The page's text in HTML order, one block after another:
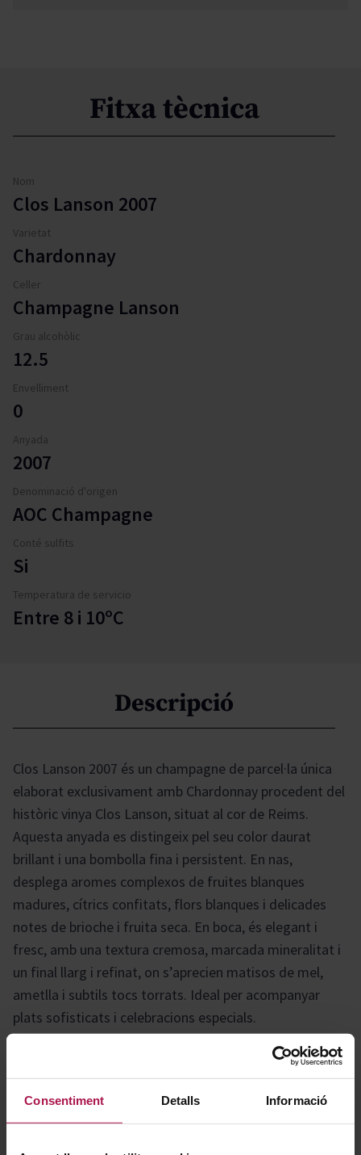
Consentiment Detalls Informació
Fitxa tècnica
Nom
Clos Lanson 2007
Varietat
Chardonnay
Celler
Champagne Lanson
Grau alcohòlic
12.5
Envelliment
0
Anyada
2007
Denominació d'origen
AOC Champagne
Conté sulfits
Si
Temperatura de servicio
Entre 8 i 10ºC
Descripció
Clos Lanson 2007 és un champagne de parcel·la única
elaborat exclusivament amb Chardonnay procedent del
històric vinya Clos Lanson, situat al cor de Reims.
Aquesta anyada es distingeix pel seu color daurat
brillant i una bombolla fina i persistent. En nas,
desplega aromes complexos de fruites blanques
madures, cítrics confitats, flors blanques i delicades
notes de brioche i fruita seca. En boca, és elegant i
fresc, amb una textura cremosa, marcada mineralitat i
un final llarg i refinat, on s’aprecien matisos de mel,
ametlla i subtils tocs torrats. Ideal per acompanyar
plats sofisticats i celebracions especials.
Gastronomía